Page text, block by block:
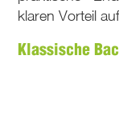
klaren Vorteil
Klassische